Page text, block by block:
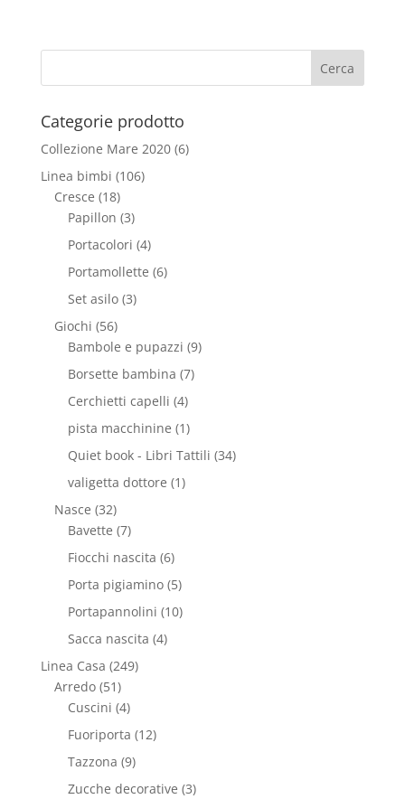
Categorie prodotto
Collezione Mare 2020 (6)
Linea bimbi (106)
Cresce (18)
Papillon (3)
Portacolori (4)
Portamollette (6)
Set asilo (3)
Giochi (56)
Bambole e pupazzi (9)
Borsette bambina (7)
Cerchietti capelli (4)
pista macchinine (1)
Quiet book - Libri Tattili (34)
valigetta dottore (1)
Nasce (32)
Bavette (7)
Fiocchi nascita (6)
Porta pigiamino (5)
Portapannolini (10)
Sacca nascita (4)
Linea Casa (249)
Arredo (51)
Cuscini (4)
Fuoriporta (12)
Tazzona (9)
Zucche decorative (3)